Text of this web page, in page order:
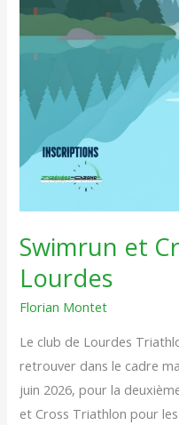
Swimrun et
Lourdes
Florian Montet
Le club de Lourdes
retrouver dans le cadre
juin 2026, pour la
et Cross Triathlon pour les